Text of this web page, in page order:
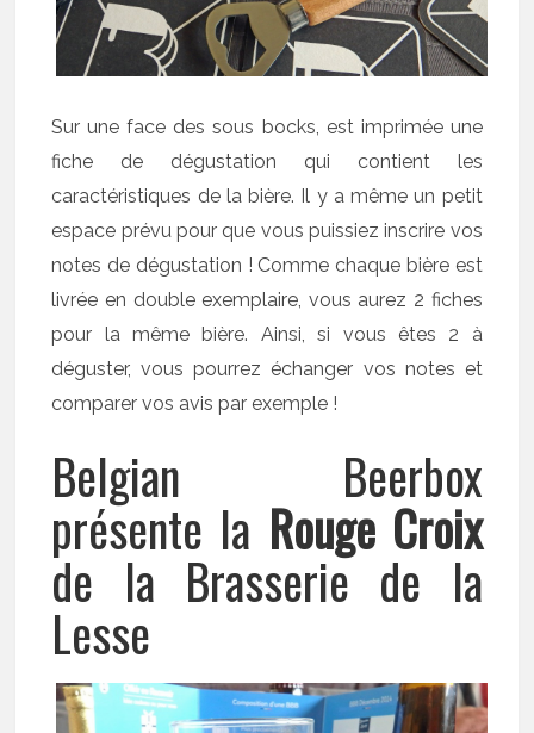
Sur une face des sous bocks, est imprimée une
fiche de dégustation qui contient les
caractéristiques de la bière. Il y a même un petit
espace prévu pour que vous puissiez inscrire vos
notes de dégustation ! Comme chaque bière est
livrée en double exemplaire, vous aurez 2 fiches
pour la même bière. Ainsi, si vous êtes 2 à
déguster, vous pourrez échanger vos notes et
comparer vos avis par exemple !
Belgian Beerbox
présente la Rouge Croix
de la Brasserie de la
Lesse